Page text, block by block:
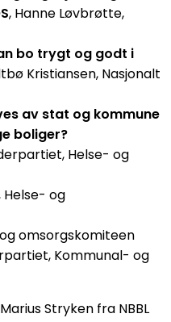
, Hanne Løvbrøtte,
bo trygt og godt i
Kristiansen, Nasjonalt
av stat og kommune
boliger?
Helse- og
Helse- og
omsorgskomiteen
Kommunal- og
Stryken fra NBBL